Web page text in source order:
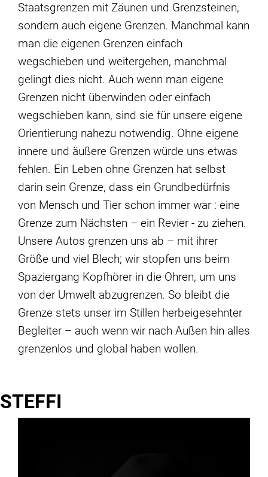
Staatsgrenzen mit Zäunen und Grenzsteinen,
sondern auch eigene Grenzen. Manchmal kann
man die eigenen Grenzen einfach
wegschieben und weitergehen, manchmal
gelingt dies nicht. Auch wenn man eigene
Grenzen nicht überwinden oder einfach
wegschieben kann, sind sie für unsere eigene
Orientierung nahezu notwendig. Ohne eigene
innere und äußere Grenzen würde uns etwas
fehlen. Ein Leben ohne Grenzen hat selbst
darin sein Grenze, dass ein Grundbedürfnis
von Mensch und Tier schon immer war : eine
Grenze zum Nächsten – ein Revier - zu ziehen.
Unsere Autos grenzen uns ab – mit ihrer
Größe und viel Blech; wir stopfen uns beim
Spaziergang Kopfhörer in die Ohren, um uns
von der Umwelt abzugrenzen. So bleibt die
Grenze stets unser im Stillen herbeigesehnter
Begleiter – auch wenn wir nach Außen hin alles
grenzenlos und global haben wollen.
STEFFI